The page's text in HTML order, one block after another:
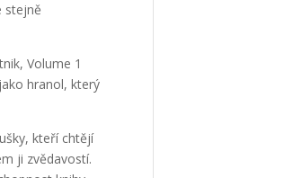
stejně
Volume 1
hranol, který
kteří chtějí
ji zvědavostí.